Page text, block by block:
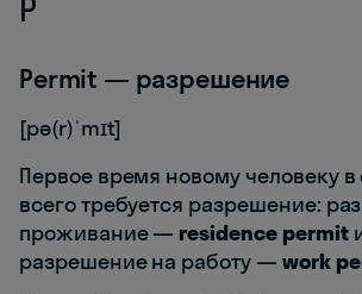
P
Permit — разрешение
[pə(r)ˈmɪt]
Первое время новому человеку в
всего требуется разрешение:
проживание — residence permit
разрешение на работу — work